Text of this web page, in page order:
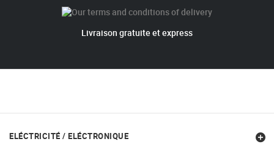
Livraison gratuite et express
ELÉCTRICITÉ / ELÉCTRONIQUE